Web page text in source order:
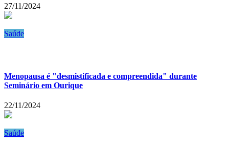
27/11/2024
Saúde
Menopausa é "desmistificada e compreendida" durante
Seminário em Ourique
22/11/2024
Saúde